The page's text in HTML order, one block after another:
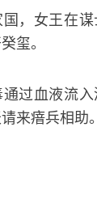
，女王在
玺。
过血液流
来瘖兵相助。